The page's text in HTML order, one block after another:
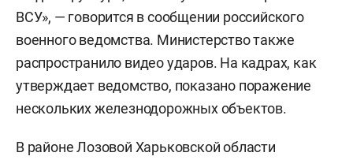
ВСУ», — говорится в сообщении российского
военного ведомства. Министерство также
распространило видео ударов. На кадрах, как
утверждает ведомство, показано поражение
нескольких железнодорожных объектов.
В районе Лозовой Харьковской области